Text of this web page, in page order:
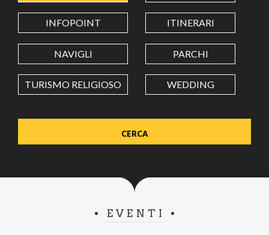
LONGITUDINE
Value in decimal degrees. Use dot (.) as decimal separator.
INFOPOINT ITINERARI
NAVIGLI PARCHI
TURISMO RELIGIOSO WEDDING
EVENTI